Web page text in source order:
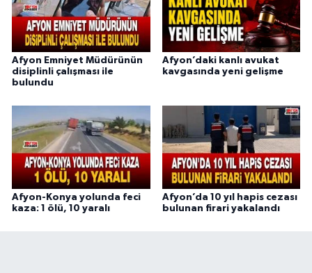
Afyon Emniyet Müdürünün
disiplinli çalışması ile
bulundu
Afyon’daki kanlı avukat
kavgasında yeni gelişme
Afyon-Konya yolunda feci
kaza: 1 ölü, 10 yaralı
Afyon’da 10 yıl hapis cezası
bulunan firari yakalandı